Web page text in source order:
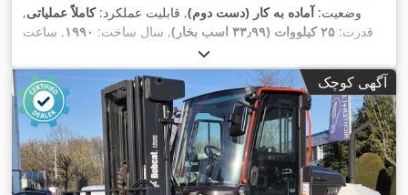
وضعیت:آماده به کار (دست دوم), قابلیت عملکرد:کاملاً عملیاتی,
قدرت: ۲۵ کیلووات (۳۳٫۹۹ اسب بخار) , سال ساخت: ۱۹۹۰, ساعت
آگهی کوچک